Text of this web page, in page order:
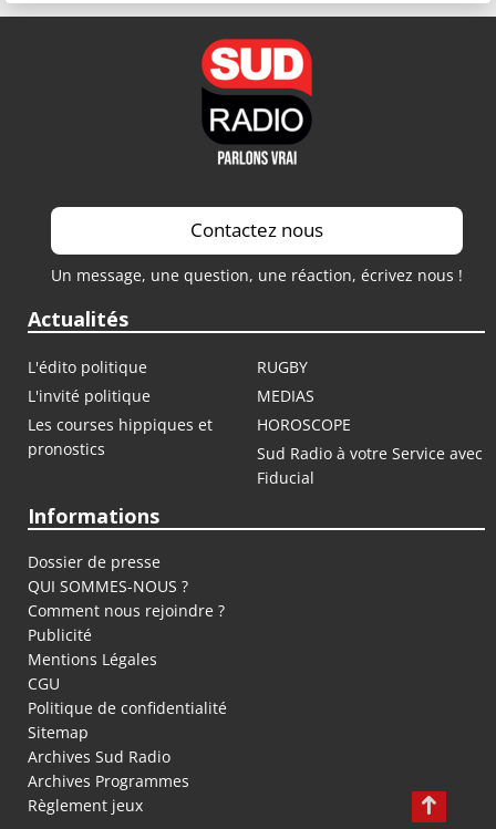
Contactez nous
Un message, une question, une réaction, écrivez nous !
Actualités
L'édito politique
RUGBY
L'invité politique
MEDIAS
Les courses hippiques et
pronostics
HOROSCOPE
Sud Radio à votre Service avec
Fiducial
Informations
Dossier de presse
QUI SOMMES-NOUS ?
Comment nous rejoindre ?
Publicité
Mentions Légales
CGU
Politique de confidentialité
Sitemap
Archives Sud Radio
Archives Programmes
Règlement jeux